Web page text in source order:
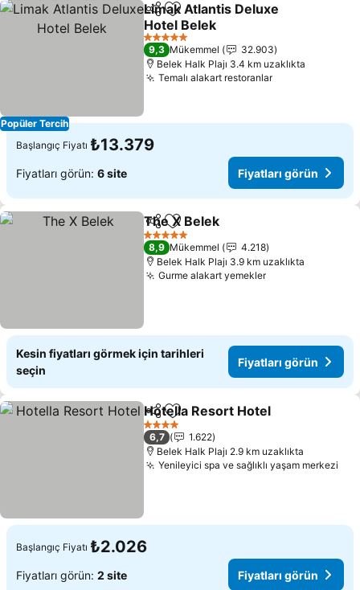
Popüler Tercih
PaylaşFavorilerime ekle
Limak Atlantis Deluxe
Hotel Belek
Fiyatları görün
5 Yıldız
9,3 Mükemmel
32.903
Belek Halk Plajı 3.4 km uzaklıkta
Temalı alakart restoranlarFiyatları görün
Başlangıç Fiyatı ₺13.379
Fiyatları görün: 6 site Fiyatları görün
PaylaşFavorilerime ekle
The X Belek
5 Yıldız
8,9 Mükemmel
4.218
Belek Halk Plajı 3.9 km uzaklıkta
Gurme alakart yemeklerFiyatları görün
Kesin fiyatları görmek için tarihleri
seçin
Fiyatları görün
PaylaşFavorilerime ekle
Hotella Resort Hotel
4 Yıldız
6,7
1.622
Belek Halk Plajı 2.9 km uzaklıkta
Yenileyici spa ve sağlıklı yaşam merkezi
Başlangıç Fiyatı ₺2.026
Fiyatları görün: 2 site Fiyatları görün